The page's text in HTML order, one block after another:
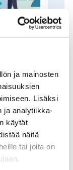
ja mainosten
Lisäksi
ja analytiikka-
käytät
näitä
tai joita on
uudet
muut
sääntely